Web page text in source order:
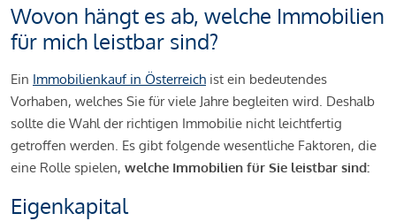
Wovon hängt es ab, welche Immobilien
für mich leistbar sind?
Ein Immobilienkauf in Österreich ist ein bedeutendes
Vorhaben, welches Sie für viele Jahre begleiten wird. Deshalb
sollte die Wahl der richtigen Immobilie nicht leichtfertig
getroffen werden. Es gibt folgende wesentliche Faktoren, die
eine Rolle spielen, welche Immobilien für Sie leistbar sind:
Eigenkapital